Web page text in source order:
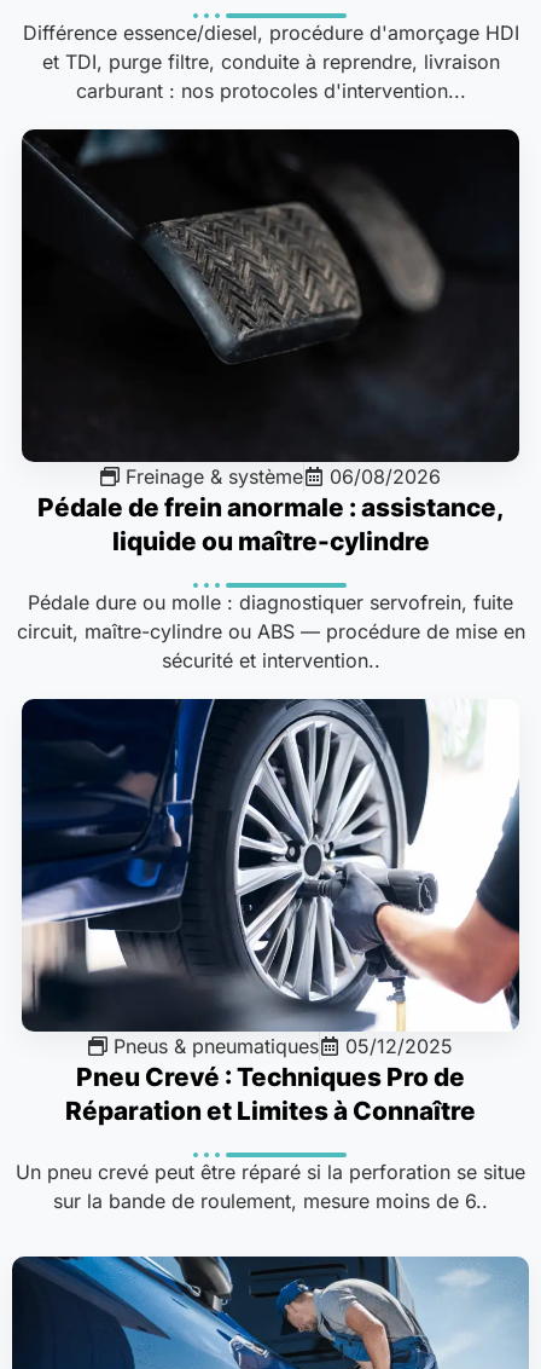
Différence essence/diesel, procédure d'amorçage HDI
et TDI, purge filtre, conduite à reprendre, livraison
carburant : nos protocoles d'intervention...
Freinage & système 06/08/2026
Pédale de frein anormale : assistance,
liquide ou maître-cylindre
Pédale dure ou molle : diagnostiquer servofrein, fuite
circuit, maître-cylindre ou ABS — procédure de mise en
sécurité et intervention..
Pneus & pneumatiques 05/12/2025
Pneu Crevé : Techniques Pro de
Réparation et Limites à Connaître
Un pneu crevé peut être réparé si la perforation se situe
sur la bande de roulement, mesure moins de 6..